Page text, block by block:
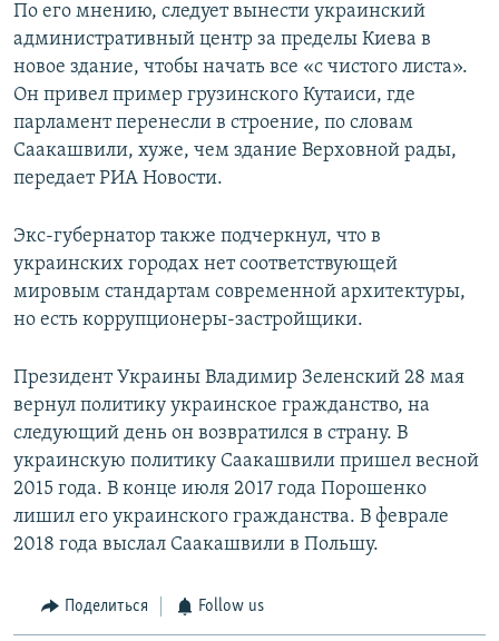
По его мнению, следует вынести украинский
административный центр за пределы Киева в
новое здание, чтобы начать все «с чистого листа».
Он привел пример грузинского Кутаиси, где
парламент перенесли в строение, по словам
Саакашвили, хуже, чем здание Верховной рады,
передает РИА Новости.
Экс-губернатор также подчеркнул, что в
украинских городах нет соответствующей
мировым стандартам современной архитектуры,
но есть коррупционеры-застройщики.
Президент Украины Владимир Зеленский 28 мая
вернул политику украинское гражданство, на
следующий день он возвратился в страну. В
украинскую политику Саакашвили пришел весной
2015 года. В конце июля 2017 года Порошенко
лишил его украинского гражданства. В феврале
2018 года выслал Саакашвили в Польшу.
Поделиться Follow us